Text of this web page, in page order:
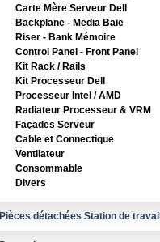
Carte Mère Serveur Dell
Backplane - Media Baie
Riser - Bank Mémoire
Control Panel - Front Panel
Kit Rack / Rails
Kit Processeur Dell
Processeur Intel / AMD
Radiateur Processeur & VRM
Façades Serveur
Cable et Connectique
Ventilateur
Consommable
Divers
Pièces détachées Station de travail